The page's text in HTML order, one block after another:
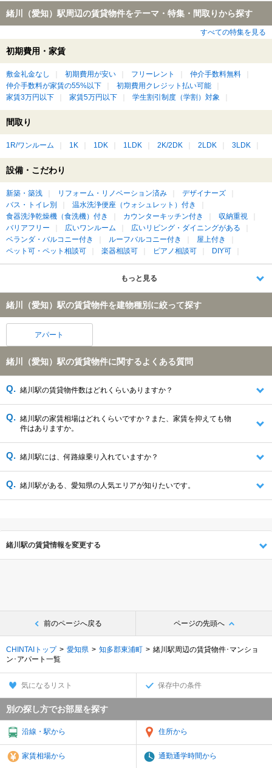
緒川（愛知）駅周辺の賃貸物件をテーマ・特集・間取りから探す
すべての特集を見る
初期費用・家賃
敷金礼金なし 初期費用が安い フリーレント
仲介手数料無料
仲介手数料が家賃の55%以下
初期費用クレジット払い可能
家賃3万円以下
家賃5万円以下 学生割引制度（学割）対象
間取り
1R/ワンルーム 1K 1DK 1LDK 2K/2DK 2LDK 3LDK
設備・こだわり
新築・築浅 リフォーム・リノベーション済み
デザイナーズ
バス・トイレ別
温水洗浄便座（ウォシュレット）付き
食器洗浄乾燥機（食洗機）付き
カウンターキッチン付き
収納重視
バリアフリー
広いワンルーム
広いリビング・ダイニングがある
ベランダ・バルコニー付き
ルーフバルコニー付き
屋上付き
ペット可・ペット相談可
楽器相談可 ピアノ相談可 DIY可
もっと見る
緒川（愛知）駅の賃貸物件を建物種別に絞って探す
アパート
緒川（愛知）駅の賃貸物件に関するよくある質問
緒川駅の賃貸物件数はどれくらいありますか？
緒川駅の家賃相場はどれくらいですか？また、家賃を抑えても物
件はありますか。
緒川駅には、何路線乗り入れていますか？
緒川駅がある、愛知県の人気エリアが知りたいです。
緒川駅の賃貸情報を変更する
前のページへ戻る ページの先頭へ
CHINTAIトップ 愛知県 知多郡東浦町
緒川駅周辺の賃貸物件･マンショ
ン･アパート一覧
気になるリスト 保存中の条件
別の探し方でお部屋を探す
沿線・駅から 住所から
家賃相場から 通勤通学時間から